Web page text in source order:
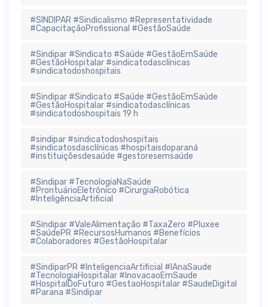
#SINDIPAR #Sindicalismo #Representatividade
#CapacitaçãoProfissional #GestãoSaúde
#Sindipar #Sindicato #Saúde #GestãoEmSaúde
#GestãoHospitalar #sindicatodasclínicas
#sindicatodoshospitais
#Sindipar #Sindicato #Saúde #GestãoEmSaúde
#GestãoHospitalar #sindicatodasclínicas
#sindicatodoshospitais 19 h
#sindipar #sindicatodoshospitais
#sindicatosdasclínicas #hospitaisdoparaná
#instituiçõesdesaúde #gestoresemsaúde
#Sindipar #TecnologiaNaSaúde
#ProntuárioEletrônico #CirurgiaRobótica
#InteligênciaArtificial
#Sindipar #ValeAlimentação #TaxaZero #Pluxee
#SaúdePR #RecursosHumanos #Benefícios
#Colaboradores #GestãoHospitalar
#SindiparPR #InteligenciaArtificial #IAnaSaude
#TecnologiaHospitalar #InovacaoEmSaude
#HospitalDoFuturo #GestaoHospitalar #SaudeDigital
#Parana #Sindipar